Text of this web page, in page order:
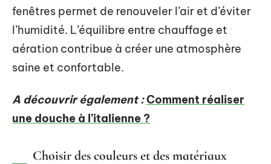
fenêtres permet de renouveler l’air et d’éviter
l’humidité. L’équilibre entre chauffage et
aération contribue à créer une atmosphère
saine et confortable.
A découvrir également :Comment réaliser
une douche à l’italienne ?
Choisir des couleurs et des matériaux